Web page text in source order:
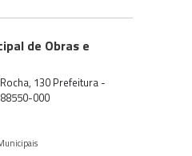
de Obras e
130 Prefeitura -
000